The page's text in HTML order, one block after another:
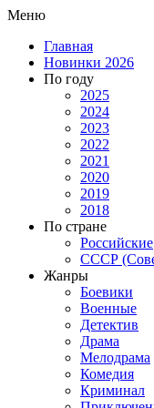
Меню
Главная
Новинки 2026
По году
2025
2024
2023
2022
2021
2020
2019
2018
По стране
Российские
СССР
Жанры
Боевики
Военные
Детектив
Драма
Мелодрама
Комедия
Криминал